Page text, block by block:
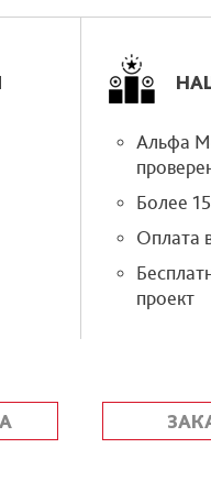
Альфа
Более
Оплата
проект